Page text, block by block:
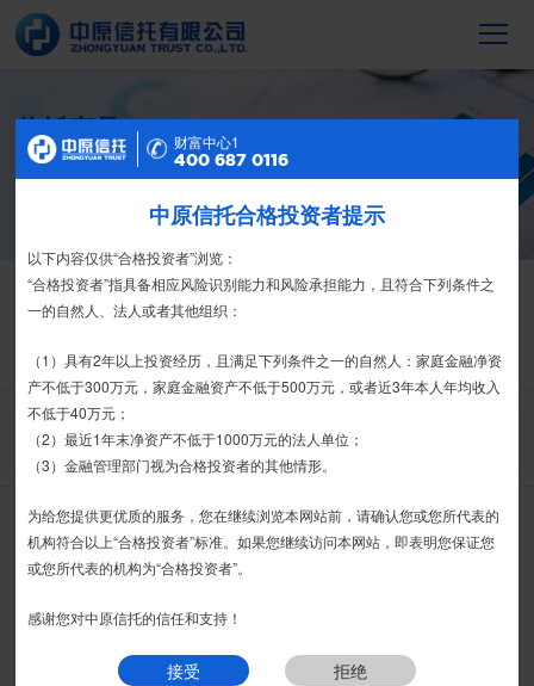
信托产品
截至2023年末，中原信托累计管理信托财
产16088亿元，按时足额交付到期信托财
信托产品
热销产品
精英理财俱乐部 家族信托 财富网点 客户反馈 征信异议申请
运营期
信托计划名称
财富中心2
400 687 0116
特别提示
尊敬的投资者：
合格投资者认证、风险测评、录音录像及电子合同签署应由投资者本人
亲自操作完成，不得由他人代办。
我司信托产品账户均以我司名义开立，所有认购信托产品的资金应根据
信托合同约定转入我司信托产品的银行专用账户。投资者认购我司信托产品
时，请注意不要向任何非我司账户转账、支付现金。
如有疑问，请联系您的专属客户经理或咨询我司客服电话400-
接受 拒绝
财富中心1
400 687 0116
中原信托合格投资者提示
以下内容仅供“合格投资者”浏览：
“合格投资者”指具备相应风险识别能力和风险承担能力，且符合下列条件之
一的自然人、法人或者其他组织：
（1）具有2年以上投资经历，且满足下列条件之一的自然人：家庭金融净资
产不低于300万元，家庭金融资产不低于500万元，或者近3年本人年均收入
不低于40万元；
（2）最近1年末净资产不低于1000万元的法人单位；
（3）金融管理部门视为合格投资者的其他情形。
为给您提供更优质的服务，您在继续浏览本网站前，请确认您或您所代表的
机构符合以上“合格投资者”标准。如果您继续访问本网站，即表明您保证您
或您所代表的机构为“合格投资者”。
感谢您对中原信托的信任和支持！
接受 拒绝